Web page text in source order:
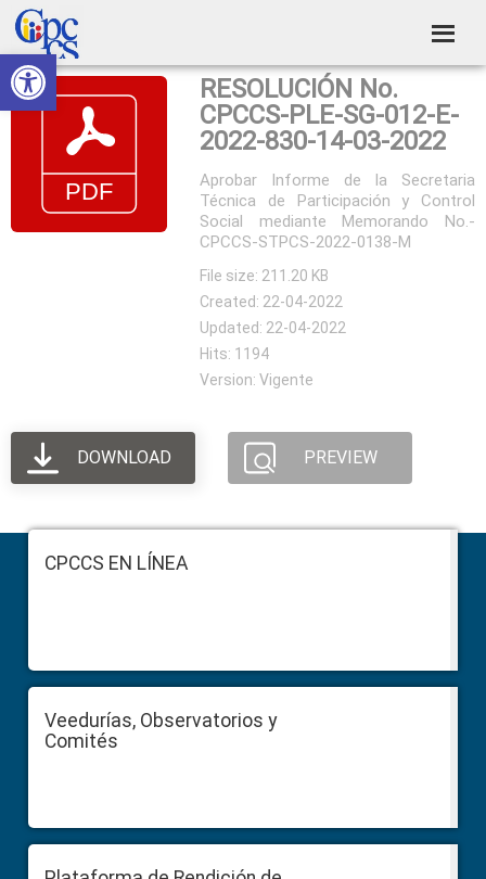
Abrir barra de herramientas
Skip
to
primary
navigation
Skip
to
main
content
Skip
to
primary
sidebar
Skip
to
footer
Consejo
de
Participación
Ciudadana
Construyendo
Poder
RESOLUCIÓN No.
CPCCS-PLE-SG-012-E-
2022-830-14-03-2022
Aprobar Informe de la Secretaria
Técnica de Participación y Control
Social mediante Memorando No.-
CPCCS-STPCS-2022-0138-M
File size: 211.20 KB
Created: 22-04-2022
Updated: 22-04-2022
Hits: 1194
Version: Vigente
DOWNLOAD PREVIEW
FooterCPCCS EN LÍNEA
Veedurías, Observatorios y
Comités